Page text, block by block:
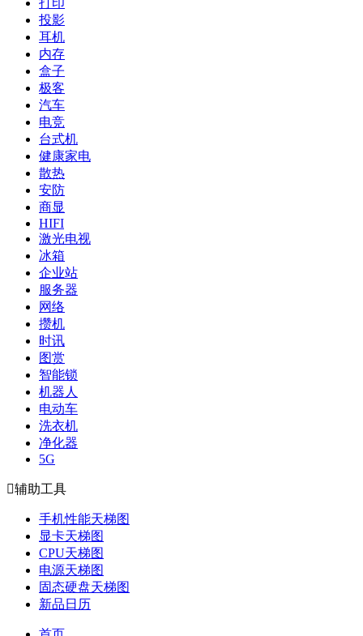
投影
耳机
内存
盒子
极客
汽车
电竞
台式机
健康家电
散热
安防
商显
HIFI
激光电视
冰箱
企业站
服务器
网络
攒机
时讯
图赏
智能锁
机器人
电动车
洗衣机
净化器
5G
辅助工具
手机性能天梯图
显卡天梯图
CPU天梯图
电源天梯图
固态硬盘天梯图
新品日历